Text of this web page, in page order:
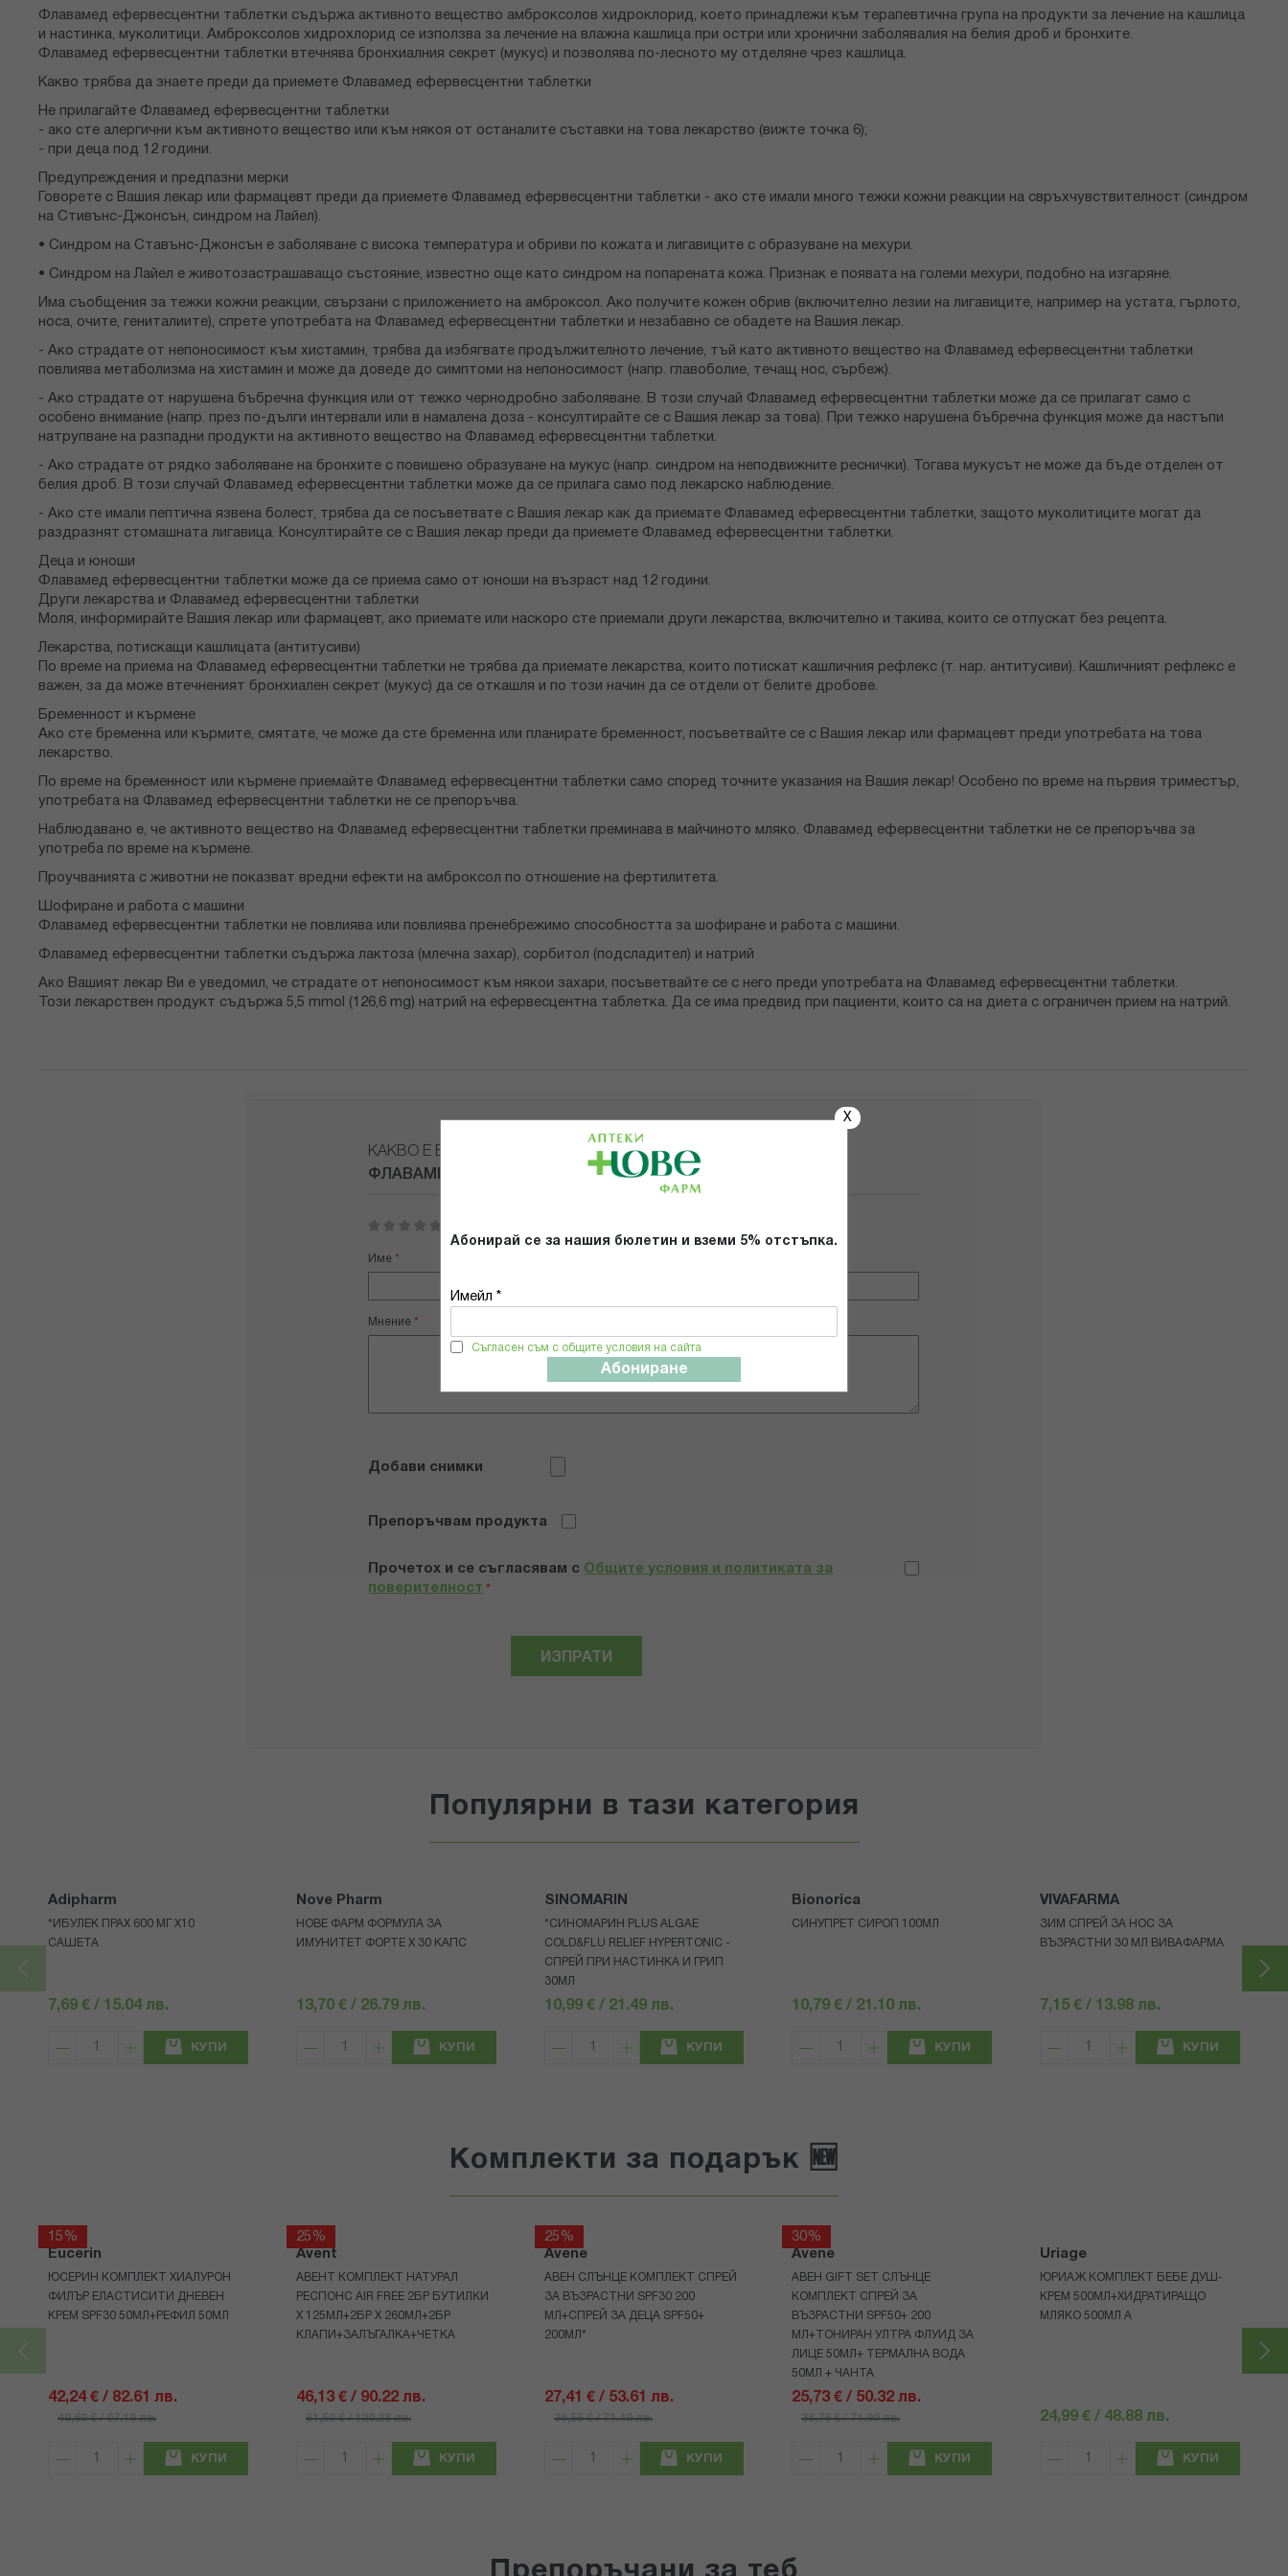
X
Абонирай се за нашия бюлетин и вземи 5% отстъпка.
Имейл *
Съгласен съм с общите условия на сайта
Абониране
Флавамед ефервесцентни таблетки съдържа активното вещество амброксолов хидроклорид, което принадлежи към терапевтична група на продукти за лечение на кашлица
и настинка, муколитици. Амброксолов хидрохлорид се използва за лечение на влажна кашлица при остри или хронични заболявалия на белия дроб и бронхите.
Флавамед ефервесцентни таблетки втечнява бронхиалния секрет (мукус) и позволява по-лесното му отделяне чрез кашлица.
Какво трябва да знаете преди да приемете Флавамед ефервесцентни таблетки
Не прилагайте Флавамед ефервесцентни таблетки
- ако сте алергични към активното вещество или към някоя от останалите съставки на това лекарство (вижте точка 6);
- при деца под 12 години.
Предупреждения и предпазни мерки
Говорете с Вашия лекар или фармацевт преди да приемете Флавамед ефервесцентни таблетки - ако сте имали много тежки кожни реакции на свръхчувствителност (синдром
на Стивънс-Джонсън, синдром на Лайел).
• Синдром на Ставънс-Джонсън е заболяване с висока температура и обриви по кожата и лигавиците с образуване на мехури.
• Синдром на Лайел е животозастрашаващо състояние, известно още като синдром на попарената кожа. Признак е появата на големи мехури, подобно на изгаряне.
Има съобщения за тежки кожни реакции, свързани с приложението на амброксол. Ако получите кожен обрив (включително лезии на лигавиците, например на устата, гърлото,
носа, очите, гениталиите), спрете употребата на Флавамед ефервесцентни таблетки и незабавно се обадете на Вашия лекар.
- Ако страдате от непоносимост към хистамин, трябва да избягвате продължителното лечение, тъй като активното вещество на Флавамед ефервесцентни таблетки
повлиява метаболизма на хистамин и може да доведе до симптоми на непоносимост (напр. главоболие, течащ нос, сърбеж).
- Ако страдате от нарушена бъбречна функция или от тежко чернодробно заболяване. В този случай Флавамед ефервесцентни таблетки може да се прилагат само с
особено внимание (напр. през по-дълги интервали или в намалена доза - консултирайте се с Вашия лекар за това). При тежко нарушена бъбречна функция може да настъпи
натрупване на разпадни продукти на активното вещество на Флавамед ефервесцентни таблетки.
- Ако страдате от рядко заболяване на бронхите с повишено образуване на мукус (напр. синдром на неподвижните реснички). Тогава мукусът не може да бъде отделен от
белия дроб. В този случай Флавамед ефервесцентни таблетки може да се прилага само под лекарско наблюдение.
- Ако сте имали пептична язвена болест, трябва да се посъветвате с Вашия лекар как да приемате Флавамед ефервесцентни таблетки, защото муколитиците могат да
раздразнят стомашната лигавица. Консултирайте се с Вашия лекар преди да приемете Флавамед ефервесцентни таблетки.
Деца и юноши
Флавамед ефервесцентни таблетки може да се приема само от юноши на възраст над 12 години.
Други лекарства и Флавамед ефервесцентни таблетки
Моля, информирайте Вашия лекар или фармацевт, ако приемате или наскоро сте приемали други лекарства, включително и такива, които се отпускат без рецепта.
Лекарства, потискащи кашлицата (антитусиви)
По време на приема на Флавамед ефервесцентни таблетки не трябва да приемате лекарства, които потискат кашличния рефлекс (т. нар. антитусиви). Кашличният рефлекс е
важен, за да може втечненият бронхиален секрет (мукус) да се откашля и по този начин да се отдели от белите дробове.
Бременност и кърмене
Ако сте бременна или кърмите, смятате, че може да сте бременна или планирате бременност, посъветвайте се с Вашия лекар или фармацевт преди употребата на това
лекарство.
По време на бременност или кърмене приемайте Флавамед ефервесцентни таблетки само според точните указания на Вашия лекар! Особено по време на първия триместър,
употребата на Флавамед ефервесцентни таблетки не се препоръчва.
Наблюдавано е, че активното вещество на Флавамед ефервесцентни таблетки преминава в майчиното мляко. Флавамед ефервесцентни таблетки не се препоръчва за
употреба по време на кърмене.
Проучванията с животни не показват вредни ефекти на амброксол по отношение на фертилитета.
Шофиране и работа с машини
Флавамед ефервесцентни таблетки не повлиява или повлиява пренебрежимо способността за шофиране и работа с машини.
Флавамед ефервесцентни таблетки съдържа лактоза (млечна захар), сорбитол (подсладител) и натрий
Ако Вашият лекар Ви е уведомил, че страдате от непоносимост към някои захари, посъветвайте се с него преди употребата на Флавамед ефервесцентни таблетки.
Този лекарствен продукт съдържа 5,5 mmol (126,6 mg) натрий на ефервесцентна таблетка. Да се има предвид при пациенти, които са на диета с ограничен прием на натрий.
КАКВО Е ВАШЕТО МНЕНИЕ ЗА:
ФЛАВАМЕД ЕФ. ТАБЛ. Х 10
star
stars
stars
stars
stars
Име
Мнение
Добави снимки
Препоръчвам продукта
Прочетох и се съгласявам с Общите условия и политиката за
поверителност *
ИЗПРАТИ
Популярни в тази категория
Adipharm
*ИБУЛЕК ПРАХ 600 МГ X10
САШЕТА
7,69 € / 15.04 лв.
КУПИ
Nove Pharm
НОВЕ ФАРМ ФОРМУЛА ЗА
ИМУНИТЕТ ФОРТЕ Х 30 КАПС
13,70 € / 26.79 лв.
КУПИ
SINOMARIN
*СИНОМАРИН PLUS ALGAE
COLD&FLU RELIEF HYPERTONIC -
СПРЕЙ ПРИ НАСТИНКА И ГРИП
30МЛ
10,99 € / 21.49 лв.
КУПИ
Bionorica
СИНУПРЕТ СИРОП 100МЛ
10,79 € / 21.10 лв.
КУПИ
VIVAFARMA
ЗИМ СПРЕЙ ЗА НОС ЗА
ВЪЗРАСТНИ 30 МЛ ВИВАФАРМА
7,15 € / 13.98 лв.
КУПИ
Комплекти за подарък 🆕
15%
Eucerin
ЮСЕРИН КОМПЛЕКТ ХИАЛУРОН
ФИЛЪР ЕЛАСТИСИТИ ДНЕВЕН
КРЕМ SPF30 50МЛ+РЕФИЛ 50МЛ
42,24 € / 82.61 лв.
49,69 € / 97.19 лв.
КУПИ
25%
Avent
АВЕНТ КОМПЛЕКТ НАТУРАЛ
РЕСПОНС AIR FREE 2БР БУТИЛКИ
Х 125МЛ+2БР Х 260МЛ+2БР
КЛАПИ+ЗАЛЪГАЛКА+ЧЕТКА
46,13 € / 90.22 лв.
61,50 € / 120.28 лв.
КУПИ
25%
Avene
АВЕН СЛЪНЦЕ КОМПЛЕКТ СПРЕЙ
ЗА ВЪЗРАСТНИ SPF30 200
МЛ+СПРЕЙ ЗА ДЕЦА SPF50+
200МЛ*
27,41 € / 53.61 лв.
36,55 € / 71.49 лв.
КУПИ
30%
Avene
АВЕН GIFT SET СЛЪНЦЕ
КОМПЛЕКТ СПРЕЙ ЗА
ВЪЗРАСТНИ SPF50+ 200
МЛ+ТОНИРАН УЛТРА ФЛУИД ЗА
ЛИЦЕ 50МЛ+ ТЕРМАЛНА ВОДА
50МЛ + ЧАНТА
25,73 € / 50.32 лв.
36,76 € / 71.90 лв.
КУПИ
Uriage
ЮРИАЖ КОМПЛЕКТ БЕБЕ ДУШ-
КРЕМ 500МЛ+ХИДРАТИРАЩО
МЛЯКО 500МЛ A
24,99 € / 48.88 лв.
КУПИ